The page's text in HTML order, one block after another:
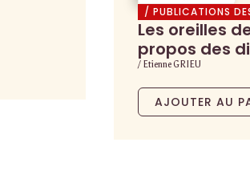
/ PUBLICATIONS
Les oreilles
propos des
/ Etienne GRIEU
AJOUTER AU